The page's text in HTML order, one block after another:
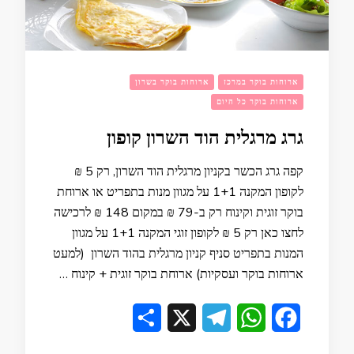
ארוחות בוקר במרכז
ארוחות בוקר בשרון
ארוחות בוקר כל היום
גרג מרגלית הוד השרון קופון
קפה גרג הכשר בקניון מרגלית הוד השרון, רק 5 ₪
לקופון המקנה 1+1 על מגוון מנות בתפריט או ארוחת
בוקר זוגית וקינוח רק ב-79 ₪ במקום 148 ₪ לרכישה
לחצו כאן רק 5 ₪ לקופון זוגי המקנה 1+1 על מגוון
המנות בתפריט סניף קניון מרגלית בהוד השרון (למעט
ארוחות בוקר ועסקיות) ארוחת בוקר זוגית + קינוח …
Facebook
WhatsApp
Telegram